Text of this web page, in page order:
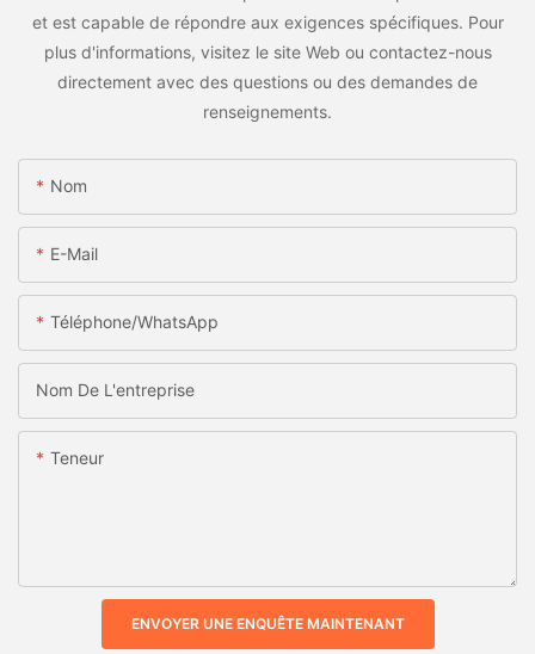
et est capable de répondre aux exigences spécifiques. Pour
plus d'informations, visitez le site Web ou contactez-nous
directement avec des questions ou des demandes de
renseignements.
Nom
E-Mail
Téléphone/WhatsApp
Nom De L'entreprise
Teneur
ENVOYER UNE ENQUÊTE MAINTENANT